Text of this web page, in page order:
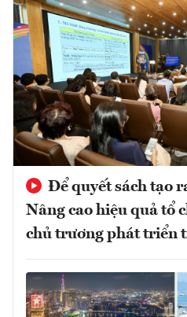
Để quyết sách tạo
Nâng cao hiệu quả tổ
chủ trương phát triển